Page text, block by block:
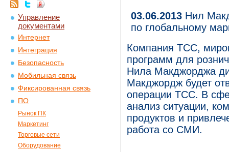
Управление
документами
Интернет
Интеграция
Безопасность
Мобильная связь
Фиксированная связь
ПО
Рынок ПК
Маркетинг
Торговые сети
Оборудование
03.06.2013 Нил
по глобальному
Компания TCC,
программ для
Нила Макджорджа
Макджордж будет
операции TCC. В
анализ ситуации,
продуктов и
работа со СМИ.